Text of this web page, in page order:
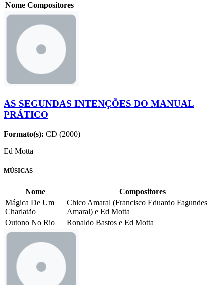
Nome Compositores
AS SEGUNDAS INTENÇÕES DO MANUAL
PRÁTICO
Formato(s): CD (2000)
Ed Motta
MÚSICAS
Nome
Compositores
Mágica De Um
Charlatão
Chico Amaral (Francisco Eduardo Fagundes
Amaral) e Ed Motta
Outono No Rio
Ronaldo Bastos e Ed Motta